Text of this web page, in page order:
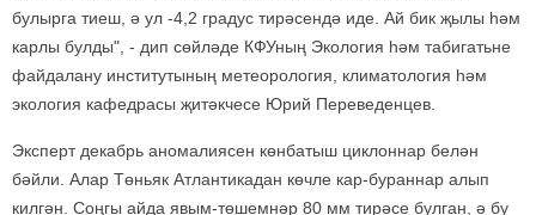
булырга тиеш, ә ул -4,2 градус тирәсендә иде. Ай бик җылы һәм
карлы булды", - дип сөйләде КФУның Экология һәм табигатьне
файдалану институтының метеорология, климатология һәм
экология кафедрасы җитәкчесе Юрий Переведенцев.
Эксперт декабрь аномалиясен көнбатыш циклоннар белән
бәйли. Алар Төньяк Атлантикадан көчле кар-бураннар алып
килгән. Соңгы айда явым-төшемнәр 80 мм тирәсе булган, ә бу